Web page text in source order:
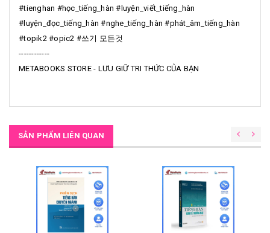
#tienghan #học_tiếng_hàn #luyện_viết_tiếng_hàn
#luyện_đọc_tiếng_hàn #nghe_tiếng_hàn #phát_âm_tiếng_hàn
#topik2 #opic2 #쓰기 모든것
------------
METABOOKS STORE - LƯU GIỮ TRI THỨC CỦA BẠN
SẢN PHẨM LIÊN QUAN